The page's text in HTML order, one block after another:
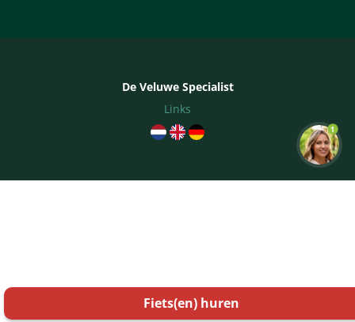
Fiets(en)huren
De Veluwe Specialist
Links
1